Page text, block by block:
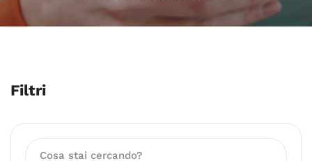
Filtri